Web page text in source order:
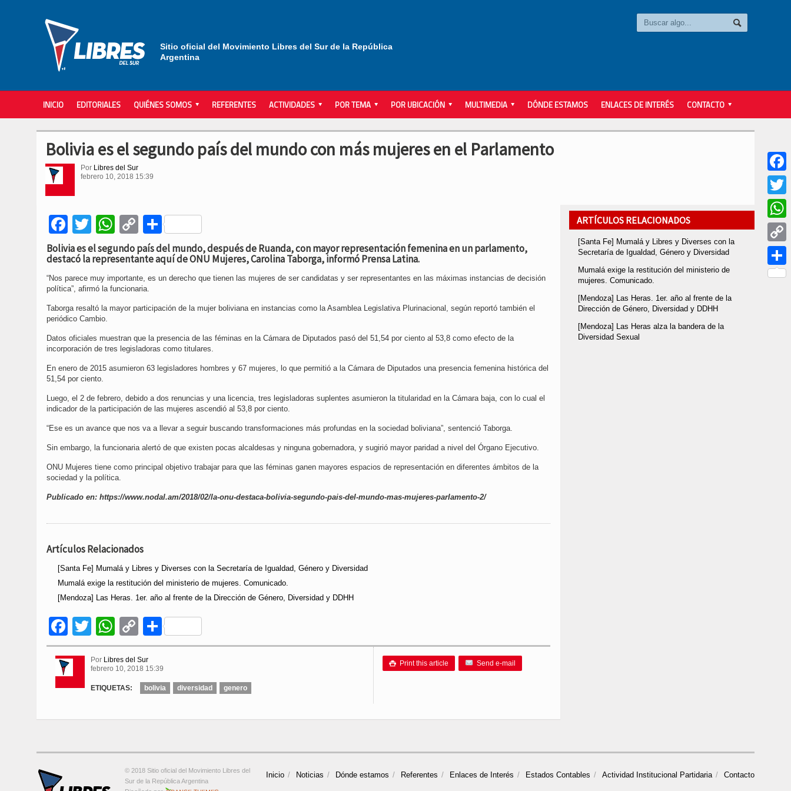
Sitio oficial del Movimiento Libres del Sur de la República
Argentina
INICIO EDITORIALES QUIÉNES SOMOS REFERENTES ACTIVIDADES POR TEMA POR UBICACIÓN MULTIMEDIA DÓNDE ESTAMOS ENLACES DE INTERÉS CONTACTO
Bolivia es el segundo país del mundo con más mujeres en el Parlamento
Por Libres del Sur
febrero 10, 2018 15:39
Facebook
TwitterWhatsApp
Copy
Link
Compartir
Bolivia es el segundo país del mundo, después de Ruanda, con mayor representación femenina en un parlamento,
destacó la representante aquí de ONU Mujeres, Carolina Taborga, informó Prensa Latina.
“Nos parece muy importante, es un derecho que tienen las mujeres de ser candidatas y ser representantes en las máximas instancias de decisión
política”, afirmó la funcionaria.
Taborga resaltó la mayor participación de la mujer boliviana en instancias como la Asamblea Legislativa Plurinacional, según reportó también el
periódico Cambio.
Datos oficiales muestran que la presencia de las féminas en la Cámara de Diputados pasó del 51,54 por ciento al 53,8 como efecto de la
incorporación de tres legisladoras como titulares.
En enero de 2015 asumieron 63 legisladores hombres y 67 mujeres, lo que permitió a la Cámara de Diputados una presencia femenina histórica del
51,54 por ciento.
Luego, el 2 de febrero, debido a dos renuncias y una licencia, tres legisladoras suplentes asumieron la titularidad en la Cámara baja, con lo cual el
indicador de la participación de las mujeres ascendió al 53,8 por ciento.
“Ese es un avance que nos va a llevar a seguir buscando transformaciones más profundas en la sociedad boliviana”, sentenció Taborga.
Sin embargo, la funcionaria alertó de que existen pocas alcaldesas y ninguna gobernadora, y sugirió mayor paridad a nivel del Órgano Ejecutivo.
ONU Mujeres tiene como principal objetivo trabajar para que las féminas ganen mayores espacios de representación en diferentes ámbitos de la
sociedad y la política.
Publicado en: https://www.nodal.am/2018/02/la-onu-destaca-bolivia-segundo-pais-del-mundo-mas-mujeres-parlamento-2/
Artículos Relacionados
[Santa Fe] Mumalá y Libres y Diverses con la Secretaría de Igualdad, Género y Diversidad
Mumalá exige la restitución del ministerio de mujeres. Comunicado.
[Mendoza] Las Heras. 1er. año al frente de la Dirección de Género, Diversidad y DDHH
Facebook
TwitterWhatsApp
Copy
Link
Compartir
 Print this article Send e-mail
Por Libres del Sur
febrero 10, 2018 15:39
ETIQUETAS: bolivia diversidad genero
ARTÍCULOS RELACIONADOS
[Santa Fe] Mumalá y Libres y Diverses con la
Secretaría de Igualdad, Género y Diversidad
Mumalá exige la restitución del ministerio de
mujeres. Comunicado.
[Mendoza] Las Heras. 1er. año al frente de la
Dirección de Género, Diversidad y DDHH
[Mendoza] Las Heras alza la bandera de la
Diversidad Sexual
Inicio Noticias Dónde estamos Referentes Enlaces de Interés Estados Contables Actividad Institucional Partidaria Contacto
© 2018 Sitio oficial del Movimiento Libres del
Sur de la República Argentina
Twitter
Copy
Link